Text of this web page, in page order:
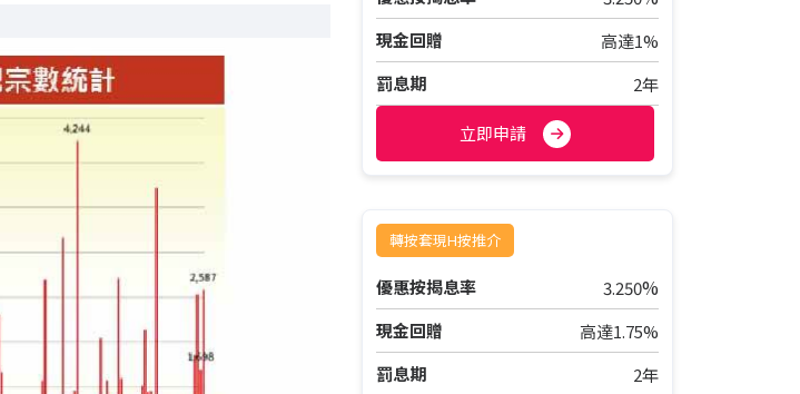
現金回贈
高達1%
罰息期
2年
立即申請
轉按套現H按推介
優惠按揭息率 3.250%
現金回贈
高達1.75%
罰息期
2年